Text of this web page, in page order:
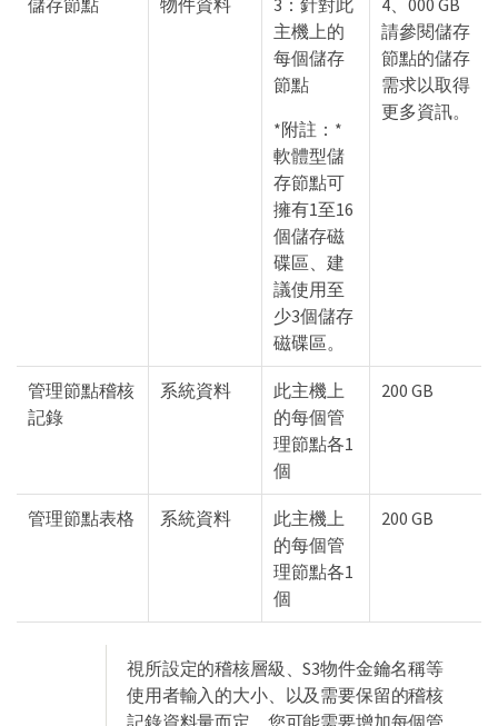
儲存節點 物件資料
3：針對此
主機上的
每個儲存
節點
*附註：*
軟體型儲
存節點可
擁有1至16
個儲存磁
碟區、建
議使用至
少3個儲存
磁碟區。
4、000 GB
請參閱儲存
節點的儲存
需求以取得
更多資訊。
管理節點稽核
記錄
系統資料
此主機上
的每個管
理節點各1
個
200 GB
管理節點表格 系統資料
此主機上
的每個管
理節點各1
個
200 GB
視所設定的稽核層級、S3物件金鑰名稱等
使用者輸入的大小、以及需要保留的稽核